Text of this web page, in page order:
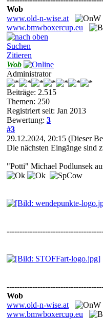
Wob
www.old-n-wise.at
www.bmwboxercup.eu
Suchen
Zitieren
Wob
Administrator
Beiträge: 2.515
Themen: 250
Registriert seit: Jan 2013
Bewertung: 3
#3
29.12.2024, 20:15 (Dieser
Die nächsten Eingänge sind
"Potti" Michael Podlunsek
Wob
www.old-n-wise.at
www.bmwboxercup.eu